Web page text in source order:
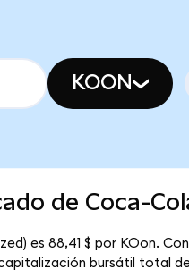
KOON
de Coca-
es 88,41 $ por KOon.
bursátil total